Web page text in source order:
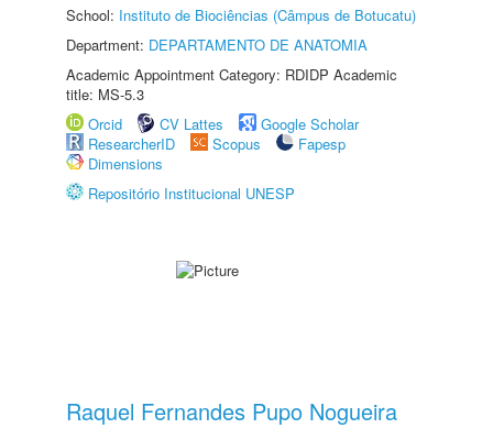
School: Instituto de Biociências (Câmpus de Botucatu)
Department: DEPARTAMENTO DE ANATOMIA
Academic Appointment Category: RDIDP Academic
title: MS-5.3
Orcid
CV Lattes
Google Scholar
ResearcherID
Scopus
Fapesp
Dimensions
Repositório Institucional UNESP
Raquel Fernandes Pupo Nogueira